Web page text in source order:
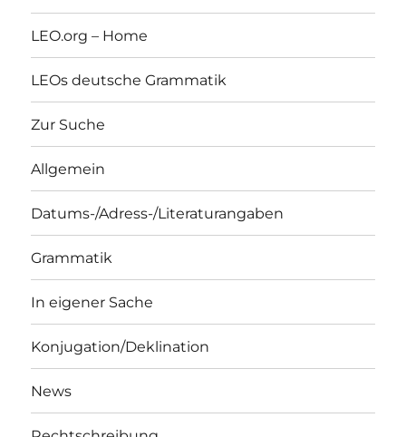
LEO.org – Home
LEOs deutsche Grammatik
Zur Suche
Allgemein
Datums-/Adress-/Literaturangaben
Grammatik
In eigener Sache
Konjugation/Deklination
News